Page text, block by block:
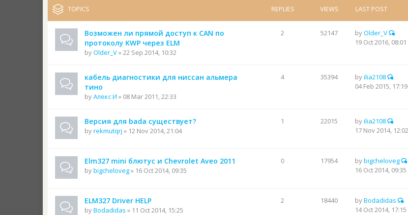
TOPICS REPLIES VIEWS LAST POST
Возможен ли прямой доступ к CAN по
протоколу KWP через ELM
byOlder_V» 22 Sep 2014, 10:32
2 52147 byOlder_V
19 Oct 2016, 08:01
кабель диагностики для ниссан альмера
тино
byАлекс И » 08 Mar 2011, 22:33
4 35394 byilia2108
04 Feb 2015, 17:19
Версия для bada существует?
byrekmutqrj » 12 Nov 2014, 21:04
1 22015 byilia2108
17 Nov 2014, 12:02
Elm327 mini блютус и Chevrolet Aveo 2011
bybigcheloveg» 16 Oct 2014, 09:35
0 17954 bybigcheloveg
16 Oct 2014, 09:35
ELM327 Driver HELP
byBodadidas » 11 Oct 2014, 15:25
2 18440 byBodadidas
14 Oct 2014, 17:15